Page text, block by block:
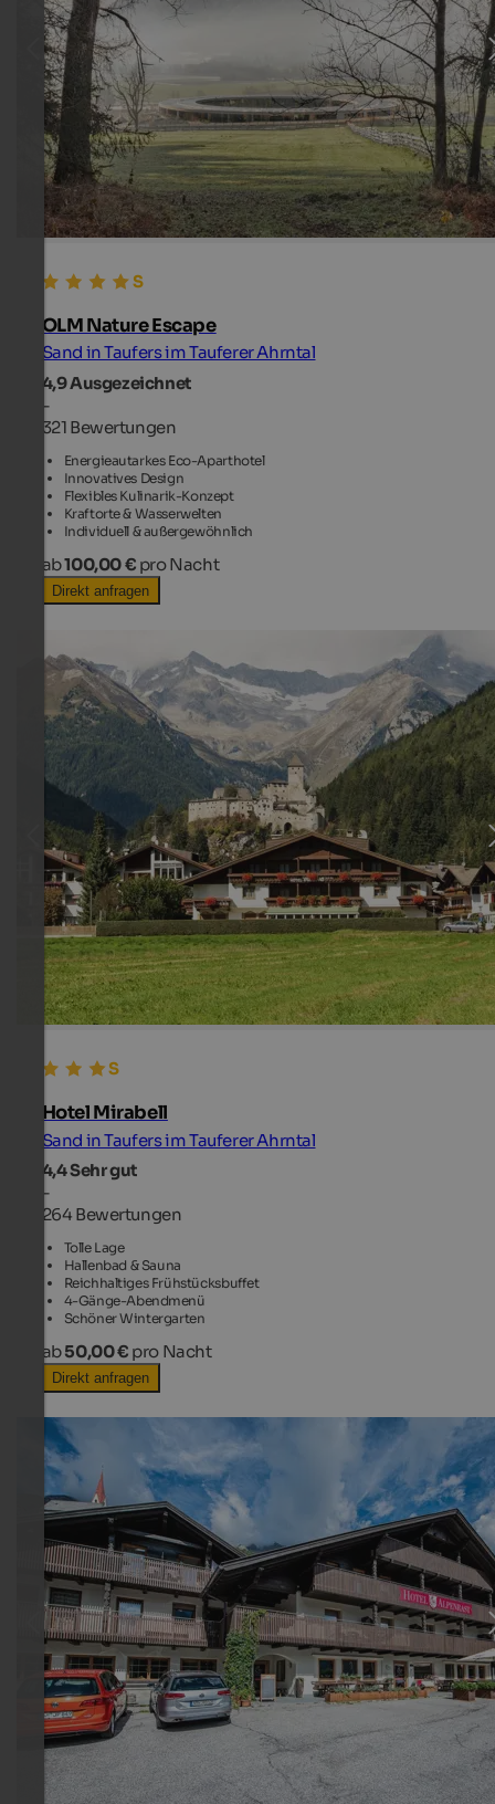
OLM Nature Escape
Sand in Taufers im Tauferer Ahrntal
4,9Ausgezeichnet
-
321 Bewertungen
Energieautarkes Eco-Aparthotel
Innovatives Design
Flexibles Kulinarik-Konzept
Kraftorte & Wasserwelten
Individuell & außergewöhnlich
ab100,00 € pro Nacht
Direkt anfragen
Hotel Mirabell
Sand in Taufers im Tauferer Ahrntal
4,4Sehr gut
-
264 Bewertungen
Tolle Lage
Hallenbad & Sauna
Reichhaltiges Frühstücksbuffet
4-Gänge-Abendmenü
Schöner Wintergarten
ab50,00 € pro Nacht
Direkt anfragen